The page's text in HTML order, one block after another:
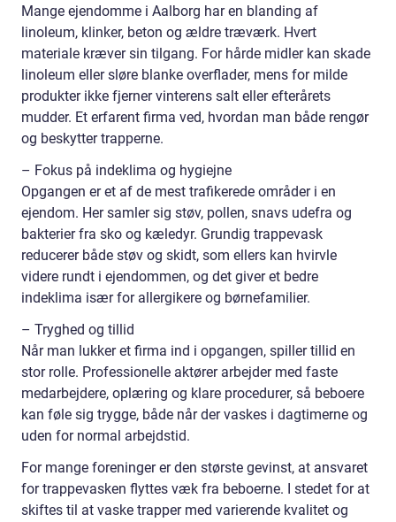
Mange ejendomme i Aalborg har en blanding af
linoleum, klinker, beton og ældre træværk. Hvert
materiale kræver sin tilgang. For hårde midler kan skade
linoleum eller sløre blanke overflader, mens for milde
produkter ikke fjerner vinterens salt eller efterårets
mudder. Et erfarent firma ved, hvordan man både rengør
og beskytter trapperne.
– Fokus på indeklima og hygiejne
Opgangen er et af de mest trafikerede områder i en
ejendom. Her samler sig støv, pollen, snavs udefra og
bakterier fra sko og kæledyr. Grundig trappevask
reducerer både støv og skidt, som ellers kan hvirvle
videre rundt i ejendommen, og det giver et bedre
indeklima især for allergikere og børnefamilier.
– Tryghed og tillid
Når man lukker et firma ind i opgangen, spiller tillid en
stor rolle. Professionelle aktører arbejder med faste
medarbejdere, oplæring og klare procedurer, så beboere
kan føle sig trygge, både når der vaskes i dagtimerne og
uden for normal arbejdstid.
For mange foreninger er den største gevinst, at ansvaret
for trappevasken flyttes væk fra beboerne. I stedet for at
skiftes til at vaske trapper med varierende kvalitet og